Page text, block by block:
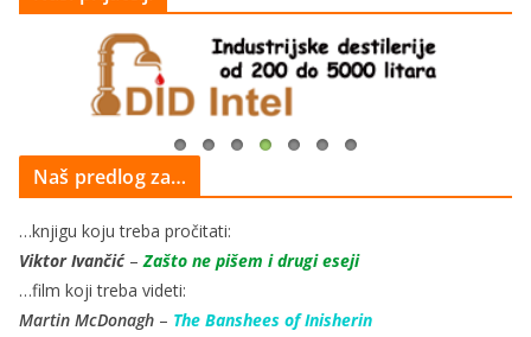
Naš predlog za…
…knjigu koju treba pročitati:
Viktor Ivančić–Zašto ne pišem i drugi eseji
…film koji treba videti:
Martin McDonagh – The Banshees of Inisherin